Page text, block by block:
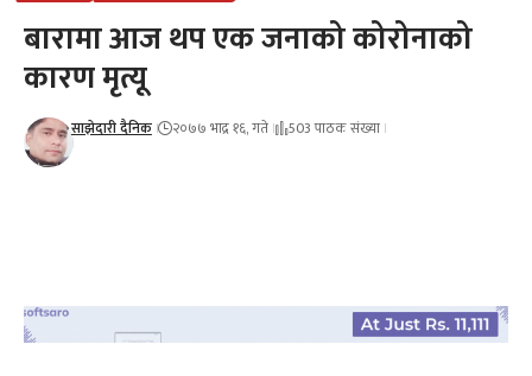
बारामा आज थप एक जनाको कोरोनाको
कारण मृत्यू
साझेदारी दैनिक २०७७ भाद्र १६, गते 503 पाठक संख्या